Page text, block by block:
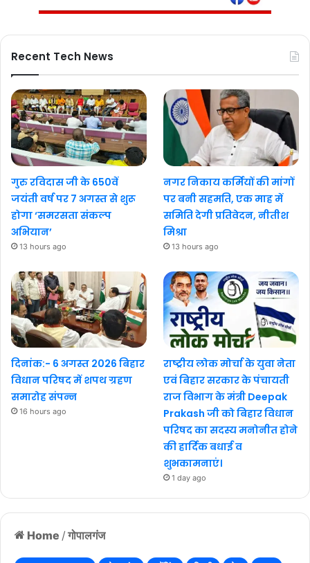
Home / गोपालगंज
Recent Tech News
गुरु रविदास जी के 650वें
जयंती वर्ष पर 7 अगस्त से शुरू
होगा ‘समरसता संकल्प
अभियान’
13 hours ago
नगर निकाय कर्मियों की मांगों
पर बनी सहमति, एक माह में
समिति देगी प्रतिवेदन, नीतीश
मिश्रा
13 hours ago
दिनांक:- 6 अगस्त 2026 बिहार
विधान परिषद में शपथ ग्रहण
समारोह संपन्न
16 hours ago
राष्ट्रीय लोक मोर्चा के युवा नेता
एवं बिहार सरकार के पंचायती
राज विभाग के मंत्री Deepak
Prakash जी को बिहार विधान
परिषद का सदस्य मनोनीत होने
की हार्दिक बधाई व
शुभकामनाएं।
1 day ago